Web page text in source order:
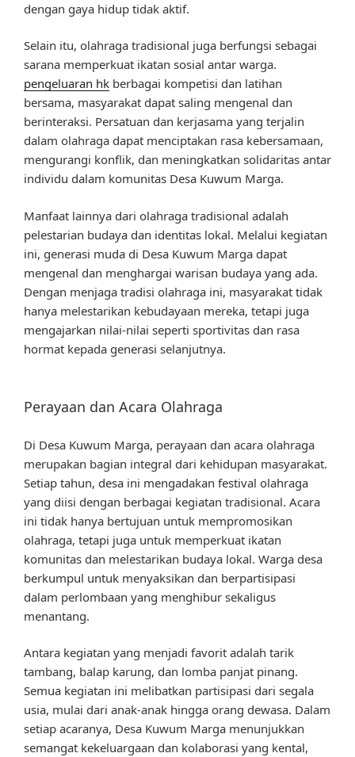
dengan gaya hidup tidak aktif.
Selain itu, olahraga tradisional juga berfungsi sebagai
sarana memperkuat ikatan sosial antar warga.
pengeluaran hk berbagai kompetisi dan latihan
bersama, masyarakat dapat saling mengenal dan
berinteraksi. Persatuan dan kerjasama yang terjalin
dalam olahraga dapat menciptakan rasa kebersamaan,
mengurangi konflik, dan meningkatkan solidaritas antar
individu dalam komunitas Desa Kuwum Marga.
Manfaat lainnya dari olahraga tradisional adalah
pelestarian budaya dan identitas lokal. Melalui kegiatan
ini, generasi muda di Desa Kuwum Marga dapat
mengenal dan menghargai warisan budaya yang ada.
Dengan menjaga tradisi olahraga ini, masyarakat tidak
hanya melestarikan kebudayaan mereka, tetapi juga
mengajarkan nilai-nilai seperti sportivitas dan rasa
hormat kepada generasi selanjutnya.
Perayaan dan Acara Olahraga
Di Desa Kuwum Marga, perayaan dan acara olahraga
merupakan bagian integral dari kehidupan masyarakat.
Setiap tahun, desa ini mengadakan festival olahraga
yang diisi dengan berbagai kegiatan tradisional. Acara
ini tidak hanya bertujuan untuk mempromosikan
olahraga, tetapi juga untuk memperkuat ikatan
komunitas dan melestarikan budaya lokal. Warga desa
berkumpul untuk menyaksikan dan berpartisipasi
dalam perlombaan yang menghibur sekaligus
menantang.
Antara kegiatan yang menjadi favorit adalah tarik
tambang, balap karung, dan lomba panjat pinang.
Semua kegiatan ini melibatkan partisipasi dari segala
usia, mulai dari anak-anak hingga orang dewasa. Dalam
setiap acaranya, Desa Kuwum Marga menunjukkan
semangat kekeluargaan dan kolaborasi yang kental,